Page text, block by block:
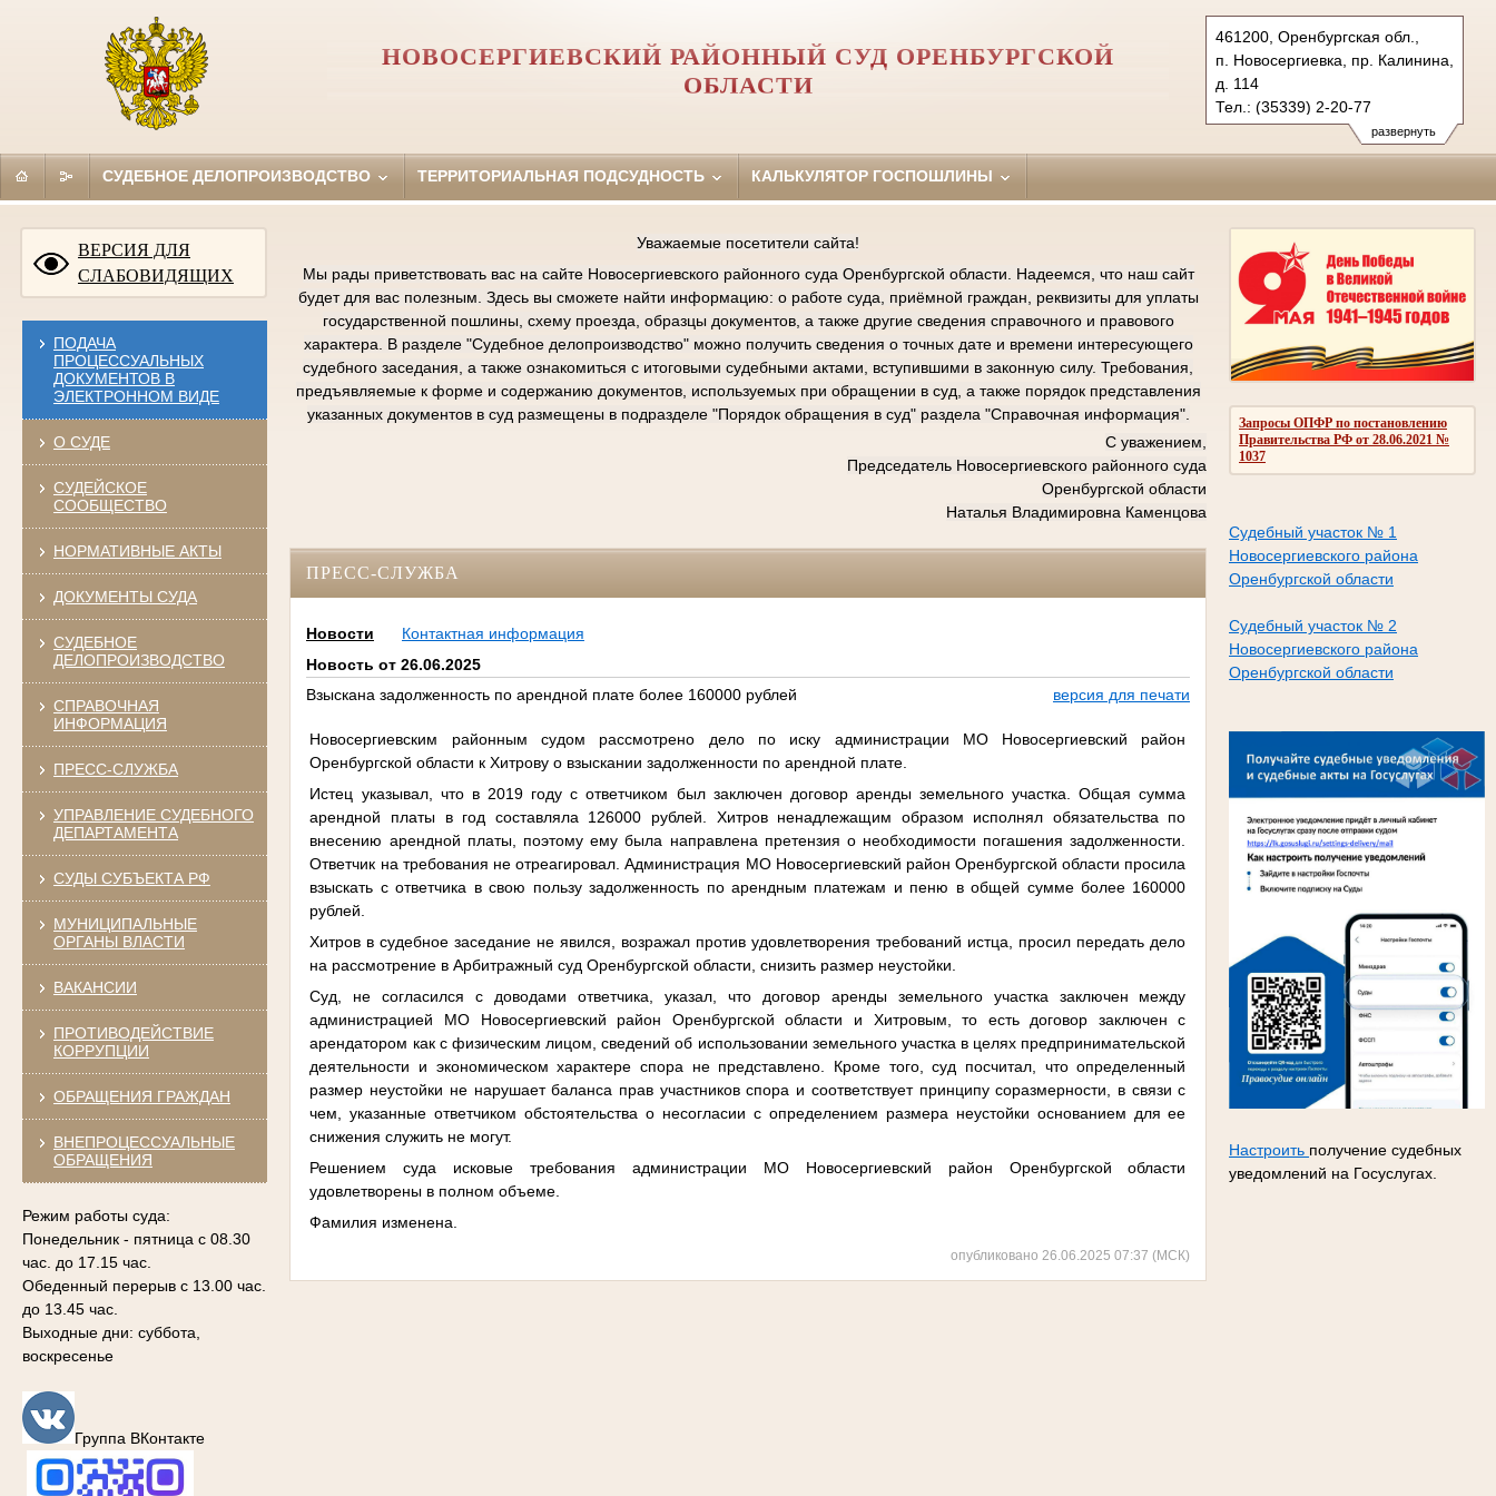
развернуть
461200, Оренбургская обл.,
п. Новосергиевка, пр. Калинина,
д. 114
Тел.: (35339) 2-20-77
(35339) 2-20-72 (ф.)
novosergievsky.orb@sudrf.ru
НОВОСЕРГИЕВСКИЙ РАЙОННЫЙ СУД ОРЕНБУРГСКОЙ
ОБЛАСТИ
СУДЕБНОЕ ДЕЛОПРОИЗВОДСТВО ТЕРРИТОРИАЛЬНАЯ ПОДСУДНОСТЬ КАЛЬКУЛЯТОР ГОСПОШЛИНЫ
ВЕРСИЯ ДЛЯ
СЛАБОВИДЯЩИХ
ПОДАЧА
ПРОЦЕССУАЛЬНЫХ
ДОКУМЕНТОВ В
ЭЛЕКТРОННОМ ВИДЕ
О СУДЕ
СУДЕЙСКОЕ
СООБЩЕСТВО
НОРМАТИВНЫЕ АКТЫ
ДОКУМЕНТЫ СУДА
СУДЕБНОЕ
ДЕЛОПРОИЗВОДСТВО
СПРАВОЧНАЯ
ИНФОРМАЦИЯ
ПРЕСС-СЛУЖБА
УПРАВЛЕНИЕ СУДЕБНОГО
ДЕПАРТАМЕНТА
СУДЫ СУБЪЕКТА РФ
МУНИЦИПАЛЬНЫЕ
ОРГАНЫ ВЛАСТИ
ВАКАНСИИ
ПРОТИВОДЕЙСТВИЕ
КОРРУПЦИИ
ОБРАЩЕНИЯ ГРАЖДАН
ВНЕПРОЦЕССУАЛЬНЫЕ
ОБРАЩЕНИЯ
Режим работы суда:
Понедельник - пятница с 08.30
час. до 17.15 час.
Обеденный перерыв с 13.00 час.
до 13.45 час.
Выходные дни: суббота,
воскресенье
Группа ВКонтакте
Запросы ОПФР по постановлению
Правительства РФ от 28.06.2021 №
1037
Судебный участок № 1
Новосергиевского района
Оренбургской области
Судебный участок № 2
Новосергиевского района
Оренбургской области
Настроить получение судебных
уведомлений на Госуслугах.
Уважаемые посетители сайта!
Мы рады приветствовать вас на сайте Новосергиевского районного суда Оренбургской области. Надеемся, что наш сайт
будет для вас полезным. Здесь вы сможете найти информацию: о работе суда, приёмной граждан, реквизиты для уплаты
государственной пошлины, схему проезда, образцы документов, а также другие сведения справочного и правового
характера. В разделе "Судебное делопроизводство" можно получить сведения о точных дате и времени интересующего
судебного заседания, а также ознакомиться с итоговыми судебными актами, вступившими в законную силу. Требования,
предъявляемые к форме и содержанию документов, используемых при обращении в суд, а также порядок представления
указанных документов в суд размещены в подразделе "Порядок обращения в суд" раздела "Справочная информация".
С уважением,
Председатель Новосергиевского районного суда
Оренбургской области
Наталья Владимировна Каменцова
ПРЕСС-СЛУЖБА
Новости
Контактная информация
Новость от 26.06.2025
Взыскана задолженность по арендной плате более 160000 рублей
версия для печати
Новосергиевским районным судом рассмотрено дело по иску администрации МО Новосергиевский район
Оренбургской области к Хитрову о взыскании задолженности по арендной плате.
Истец указывал, что в 2019 году с ответчиком был заключен договор аренды земельного участка. Общая сумма
арендной платы в год составляла 126000 рублей. Хитров ненадлежащим образом исполнял обязательства по
внесению арендной платы, поэтому ему была направлена претензия о необходимости погашения задолженности.
Ответчик на требования не отреагировал. Администрация МО Новосергиевский район Оренбургской области просила
взыскать с ответчика в свою пользу задолженность по арендным платежам и пеню в общей сумме более 160000
рублей.
Хитров в судебное заседание не явился, возражал против удовлетворения требований истца, просил передать дело
на рассмотрение в Арбитражный суд Оренбургской области, снизить размер неустойки.
Суд, не согласился с доводами ответчика, указал, что договор аренды земельного участка заключен между
администрацией МО Новосергиевский район Оренбургской области и Хитровым, то есть договор заключен с
арендатором как с физическим лицом, сведений об использовании земельного участка в целях предпринимательской
деятельности и экономическом характере спора не представлено. Кроме того, суд посчитал, что определенный
размер неустойки не нарушает баланса прав участников спора и соответствует принципу соразмерности, в связи с
чем, указанные ответчиком обстоятельства о несогласии с определением размера неустойки основанием для ее
снижения служить не могут.
Решением суда исковые требования администрации МО Новосергиевский район Оренбургской области
удовлетворены в полном объеме.
Фамилия изменена.
опубликовано 26.06.2025 07:37 (МСК)